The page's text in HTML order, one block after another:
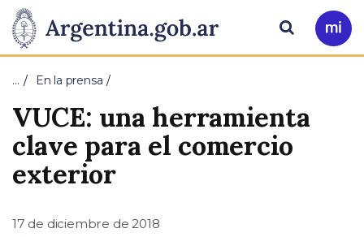
Presidencia
de
la
Nación
Pasar al contenido principal
Ir
a
Buscar
… En la prensa
VUCE: una herramienta
clave para el comercio
exterior
17 de diciembre de 2018